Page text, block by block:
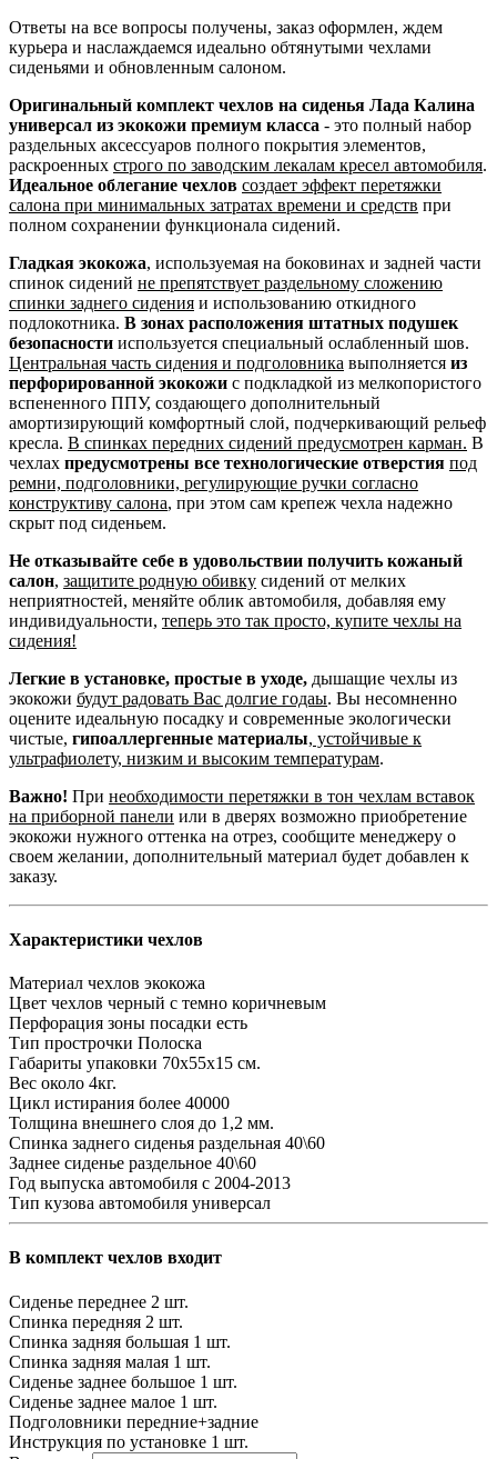
Ответы на все вопросы получены, заказ оформлен, ждем
курьера и наслаждаемся идеально обтянутыми чехлами
сиденьями и обновленным салоном.
Оригинальный комплект чехлов на сиденья Лада Калина
универсал из экокожи премиум класса - это полный набор
раздельных аксессуаров полного покрытия элементов,
раскроенных строго по заводским лекалам кресел автомобиля.
Идеальное облегание чехлов создает эффект перетяжки
салона при минимальных затратах времени и средств при
полном сохранении функционала сидений.
Гладкая экокожа, используемая на боковинах и задней части
спинок сидений не препятствует раздельному сложению
спинки заднего сидения и использованию откидного
подлокотника. В зонах расположения штатных подушек
безопасности используется специальный ослабленный шов.
Центральная часть сидения и подголовника выполняется из
перфорированной экокожи с подкладкой из мелкопористого
вспененного ППУ, создающего дополнительный
амортизирующий комфортный слой, подчеркивающий рельеф
кресла. В спинках передних сидений предусмотрен карман. В
чехлах предусмотрены все технологические отверстия под
ремни, подголовники, регулирующие ручки согласно
конструктиву салона, при этом сам крепеж чехла надежно
скрыт под сиденьем.
Не отказывайте себе в удовольствии получить кожаный
салон, защитите родную обивку сидений от мелких
неприятностей, меняйте облик автомобиля, добавляя ему
индивидуальности, теперь это так просто, купите чехлы на
сидения!
Легкие в установке, простые в уходе, дышащие чехлы из
экокожи будут радовать Вас долгие годаы. Вы несомненно
оцените идеальную посадку и современные экологически
чистые, гипоаллергенные материалы, устойчивые к
ультрафиолету, низким и высоким температурам.
Важно! При необходимости перетяжки в тон чехлам вставок
на приборной панели или в дверях возможно приобретение
экокожи нужного оттенка на отрез, сообщите менеджеру о
своем желании, дополнительный материал будет добавлен к
заказу.
Характеристики чехлов
Материал чехлов экокожа
Цвет чехлов черный с темно коричневым
Перфорация зоны посадки есть
Тип прострочки Полоска
Габариты упаковки 70х55х15 см.
Вес около 4кг.
Цикл истирания более 40000
Толщина внешнего слоя до 1,2 мм.
Спинка заднего сиденья раздельная 40\60
Заднее сиденье раздельное 40\60
Год выпуска автомобиля с 2004-2013
Тип кузова автомобиля универсал
В комплект чехлов входит
Сиденье переднее 2 шт.
Спинка передняя 2 шт.
Спинка задняя большая 1 шт.
Спинка задняя малая 1 шт.
Сиденье заднее большое 1 шт.
Сиденье заднее малое 1 шт.
Подголовники передние+задние
Инструкция по установке 1 шт.